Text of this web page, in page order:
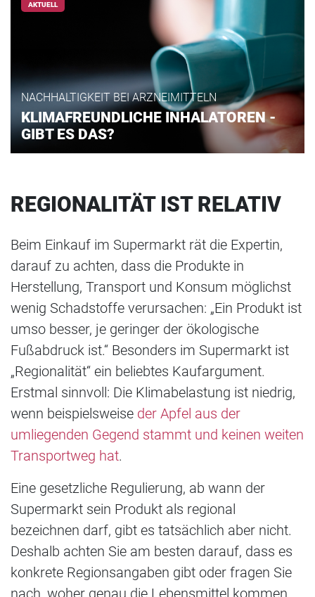
AKTUELL
NACHHALTIGKEIT BEI ARZNEIMITTELN
KLIMAFREUNDLICHE INHALATOREN -
GIBT ES DAS?
REGIONALITÄT IST RELATIV
Beim Einkauf im Supermarkt rät die Expertin,
darauf zu achten, dass die Produkte in
Herstellung, Transport und Konsum möglichst
wenig Schadstoffe verursachen: „Ein Produkt ist
umso besser, je geringer der ökologische
Fußabdruck ist.“ Besonders im Supermarkt ist
„Regionalität“ ein beliebtes Kaufargument.
Erstmal sinnvoll: Die Klimabelastung ist niedrig,
wenn beispielsweise der Apfel aus der
umliegenden Gegend stammt und keinen weiten
Transportweg hat.
Eine gesetzliche Regulierung, ab wann der
Supermarkt sein Produkt als regional
bezeichnen darf, gibt es tatsächlich aber nicht.
Deshalb achten Sie am besten darauf, dass es
konkrete Regionsangaben gibt oder fragen Sie